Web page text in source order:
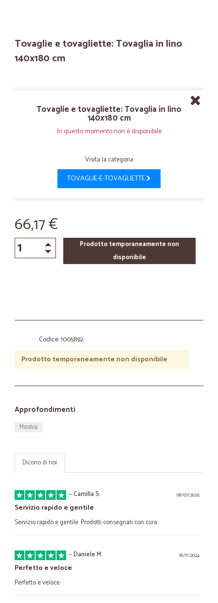
Tovaglie e tovagliette: Tovaglia in lino
140x180 cm
Tovaglie e tovagliette: Tovaglia in lino
140x180 cm
In questo momento non è disponibile
Visita la categoria
TOVAGLIE-E-TOVAGLIETTE
66,17 €
Prodotto temporaneamente non
disponibile
Codice: 1005892
Prodotto temporaneamente non disponibile
Approfondimenti
Mostra
Dicono di noi
08/07/2025
—Camilla S.
Servizio rapido e gentile
Servizio rapido e gentile. Prodotti consegnati con cura
18/11/2024
—Daniele M.
Perfetto e veloce
Perfetto e veloce